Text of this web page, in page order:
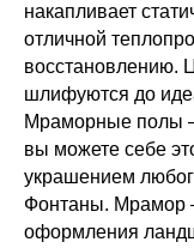
накапливает
отличной
восстановлению.
шлифуются до
Мраморные полы
вы можете себе
украшением
Фонтаны. Мрамор
оформления